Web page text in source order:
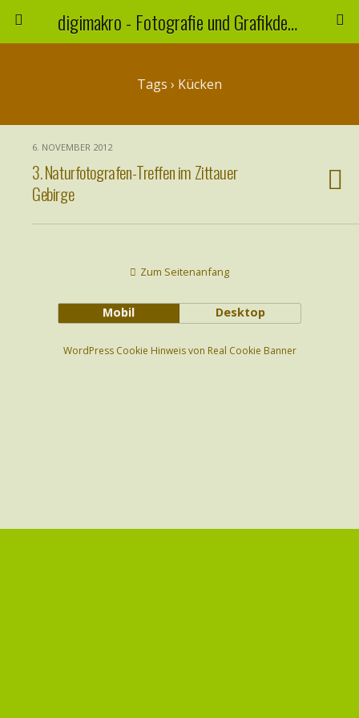
digimakro - Fotografie und Grafikdesign
Tags › Kücken
6. NOVEMBER 2012
3. Naturfotografen-Treffen im Zittauer
Gebirge
Zum Seitenanfang
Mobil Desktop
WordPress Cookie Hinweis von Real Cookie Banner